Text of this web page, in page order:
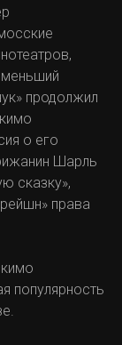
меньший
продолжил
о его
Шарль
сказку»,
права
популярность